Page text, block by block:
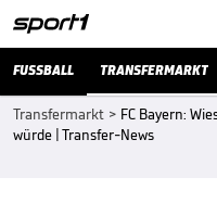
FUSSBALL TRANSFERMARKT
Transfermarkt > FC Bayern:
würde | Transfer-News